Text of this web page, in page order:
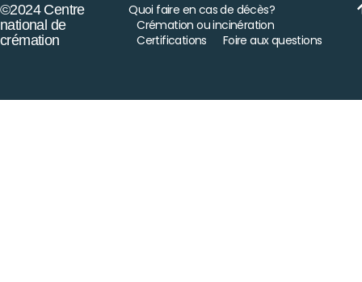
©2024 Centre
national de
crémation
Quoi faire en cas de décès?
Crémation ou incinération
Certifications
Foire aux questions